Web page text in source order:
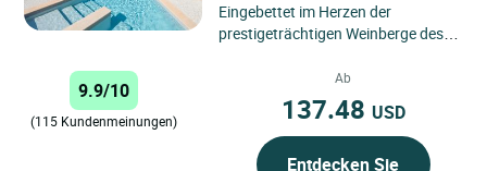
Eingebettet im Herzen der
prestigeträchtigen Weinberge des
Le Clos de Vouge ein einzigartiges...
9.9/10
(115 Kundenmeinungen)
Ab
137.48 USD
Entdecken Sie